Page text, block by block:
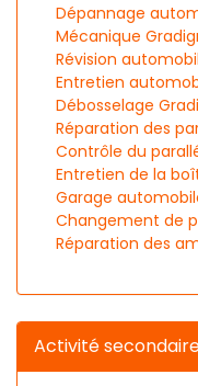
Dépannage
Mécanique
Révision
Entretien
Débosselage
Réparation des
Contrôle du
Entretien de la
Garage
Changement de
Réparation des
Activité